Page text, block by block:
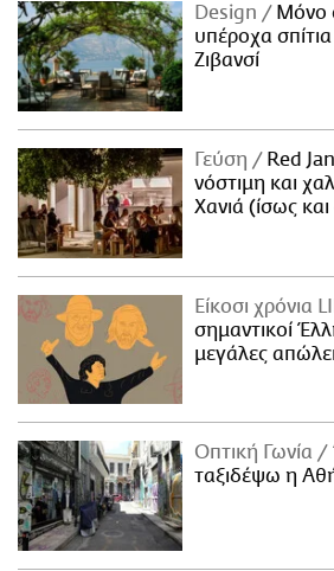
Design
Μόνο
υπέροχα
Ζιβανσί
Γεύση
Red
νόστιμη και
Χανιά (ίσως
Είκοσι χρόνια
σημαντικοί
μεγάλες
Οπτική Γωνία
ταξιδέψω η